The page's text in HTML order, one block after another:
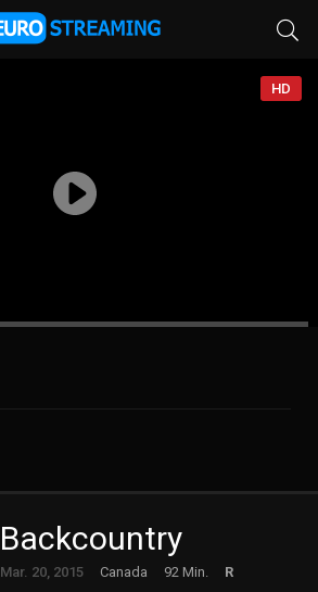
HD
Backcountry
Mar. 20, 2015 Canada 92 Min.
R